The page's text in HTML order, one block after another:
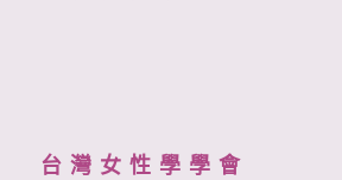
台 灣 女 性 學 學 會